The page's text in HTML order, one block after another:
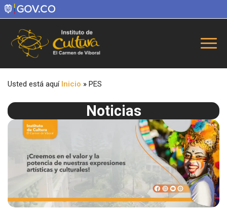
Usted está aquí Inicio » PES
Noticias